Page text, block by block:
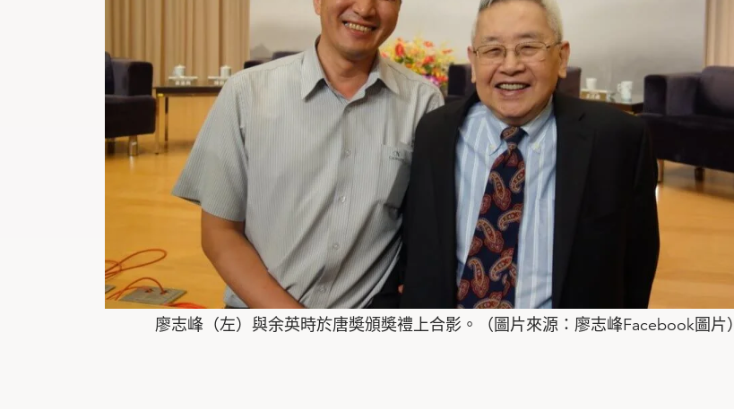
廖志峰（左）與余英時於唐奬頒奬禮上合影。（圖片來源：廖志峰Facebook圖片）